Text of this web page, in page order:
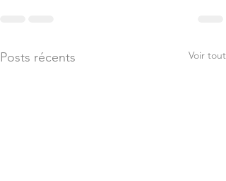
Posts récents Voir tout